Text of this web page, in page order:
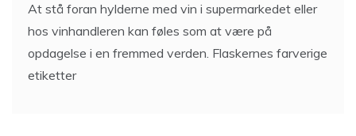
At stå foran hylderne med vin i supermarkedet eller
hos vinhandleren kan føles som at være på
opdagelse i en fremmed verden. Flaskernes farverige
etiketter